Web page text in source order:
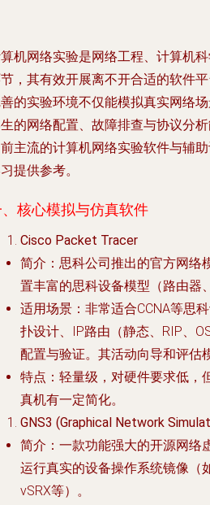
机网络实验是网络工程、计算机
，其有效开展离不开合适的软件
的实验环境不仅能模拟真实网络
的网络配置、故障排查与协议分
主流的计算机网络实验软件与辅
提供参考。
核心模拟与仿真软件
Cisco Packet Tracer
简介 ：思科公司推出的官方网
置丰富的思科设备模型（路由器
适用场景 ：非常适合CCNA等思
扑设计、IP路由（静态、RIP、
配置与验证。其活动向导和评估
特点 ：轻量级，对硬件要求低
真机有一定简化。
GNS3 (Graphical Network
简介 ：一款功能强大的开源网
运行真实的设备操作系统镜像（
vSRX等）。